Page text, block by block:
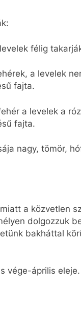
félig
a levelek
fajta.
a levelek a
fajta.
nagy, tömör,
a közvetlen
dolgozzuk
bakháttal
vége-április